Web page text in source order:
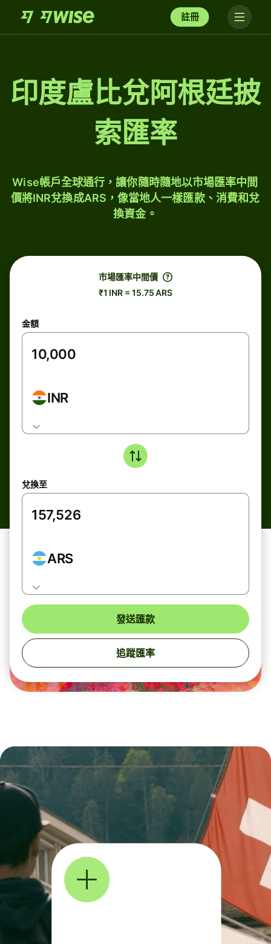
註冊
印度盧比兌阿根廷披
索匯率
Wise帳戶全球通行，讓你隨時隨地以市場匯率中間
價將INR兌換成ARS，像當地人一樣匯款、消費和兌
換資金。
市場匯率中間價
₹1 INR = 15.75 ARS
金額
INR
兌換至
ARS
發送匯款
追蹤匯率